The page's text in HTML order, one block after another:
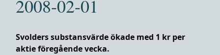
2008-02-01
Svolders substansvärde ökade med 1 kr per
aktie föregående vecka.